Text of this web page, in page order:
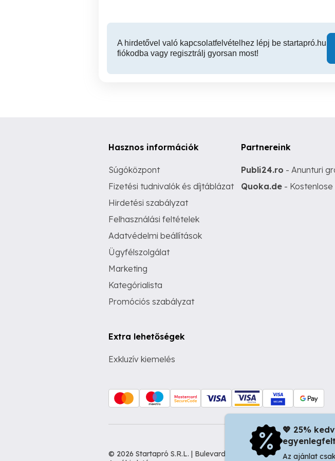
A hirdetővel való kapcsolatfelvételhez lépj be startapró.hu
fiókodba vagy regisztrálj gyorsan most!
Hasznos információk
Súgóközpont
Fizetési tudnivalók és díjtáblázat
Hirdetési szabályzat
Felhasználási feltételek
Adatvédelmi beállítások
Ügyfélszolgálat
Marketing
Kategórialista
Promóciós szabályzat
Extra lehetőségek
Exkluzív kiemelés
Partnereink
Publi24.ro - Anunturi
Quoka.de - Kostenlose
© 2026 Startapró S.R.L. | Bulevardul Dacia nr 34, Oradea 410346,
💖 25%
Az ajánlat